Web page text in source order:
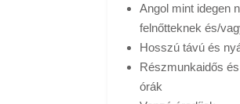
Angol mint idegen
felnőtteknek és/
Hosszú távú és
Részmunkaidős
órák